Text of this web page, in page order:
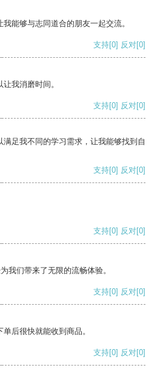
能够与志同道合的朋友一起交流。
支持[0] 反对[0]
我消磨时间。
支持[0] 反对[0]
足我不同的学习需求，让我能够找到自
支持[0] 反对[0]
支持[0] 反对[0]
我们带来了无限的流畅体验。
支持[0] 反对[0]
后很快就能收到商品。
支持[0] 反对[0]